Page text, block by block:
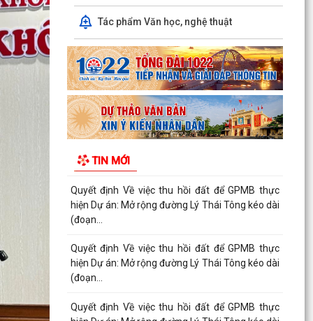
Tác phẩm Văn học, nghệ thuật
TIN MỚI
Quyết định Về việc thu hồi đất để GPMB thực
hiện Dự án: Mở rộng đường Lý Thái Tông kéo dài
(đoạn...
Quyết định Về việc thu hồi đất để GPMB thực
hiện Dự án: Mở rộng đường Lý Thái Tông kéo dài
(đoạn...
Quyết định Về việc thu hồi đất để GPMB thực
(đoạn...
Quyết định Về việc thu hồi đất để GPMB thực
hiện Dự án: Mở rộng đường Lý Thái Tông kéo dài
(đoạn...
Quyết định Về việc thu hồi đất để GPMB thực
hiện Dự án: Mở rộng đường Lý Thái Tông kéo dài
(đoạn...
Quyết định Về việc thu hồi đất để GPMB thực